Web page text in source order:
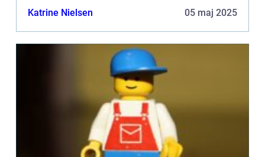
overser, eller si...
Katrine Nielsen 05 maj 2025